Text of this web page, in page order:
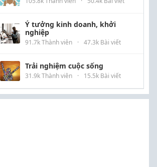
Ý tưởng kinh doanh, khởi
nghiệp
91.7k Thành viên · 47.3k Bài viết
Trải nghiệm cuộc sống
31.9k Thành viên · 15.5k Bài viết